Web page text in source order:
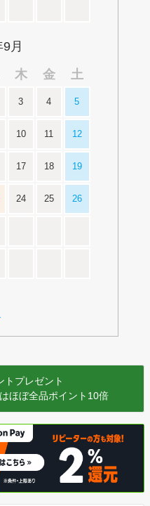
月
木 金 土
3 4 5
10 11 12
17 18 19
24 25 26
トプレゼント
ほぼ全品ポイント10倍